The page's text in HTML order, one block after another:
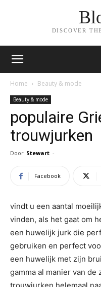
DISCOVER
Home Beauty & mode
Beauty & mode
populaire
trouwjurken
Door Stewart -
Facebook
vindt u een aantal
vinden, als het gaat om
een huwelijk jurk die
gebruiken en perfect
een huwelijk met zijn
gamma al manier van